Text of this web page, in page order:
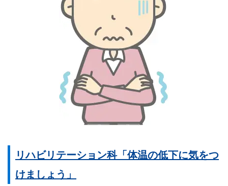
リハビリテーション科「体温の低下に気をつ
けましょう」